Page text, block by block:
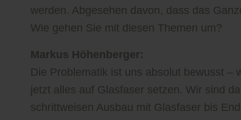
werden. Abgesehen davon, dass das
Wie gehen Sie mit diesen Themen um?
Markus Höhenberger:
Die Problematik ist uns absolut bewusst –
jetzt alles auf Glasfaser setzen. Wir sind
schrittweisen Ausbau mit Glasfaser bis